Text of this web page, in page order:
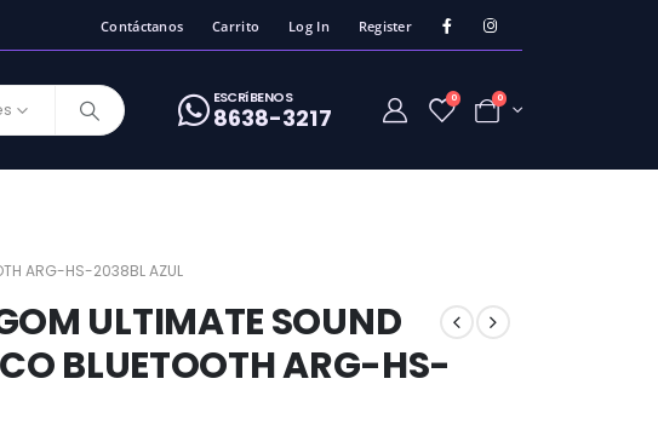
Contáctanos Carrito Log In Register
ESCRíBENOS
8638-3217
0 0
ARG-HS-2038BL AZUL
ULTIMATE SOUND
BLUETOOTH ARG-HS-